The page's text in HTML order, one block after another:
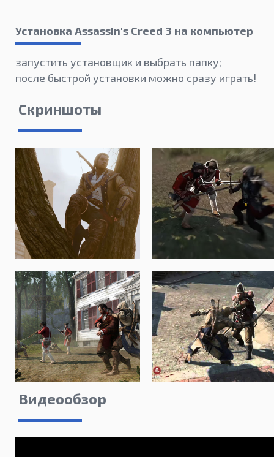
Установка Assassin's Creed 3 на компьютер
запустить установщик и выбрать папку;
после быстрой установки можно сразу играть!
Скриншоты
Видеообзор